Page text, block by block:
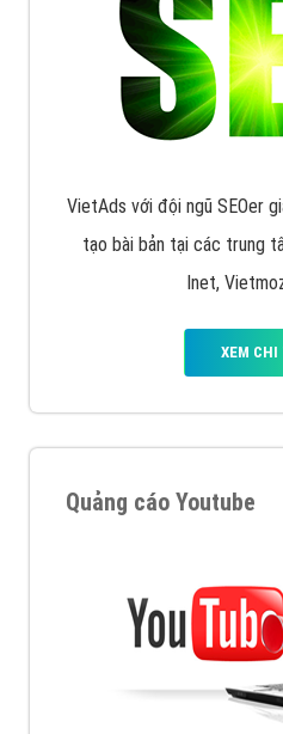
VietAds với đội ngũ SEOer
tạo bài bản tại các trung
Inet,
XEM CHI
Quảng cáo Youtube